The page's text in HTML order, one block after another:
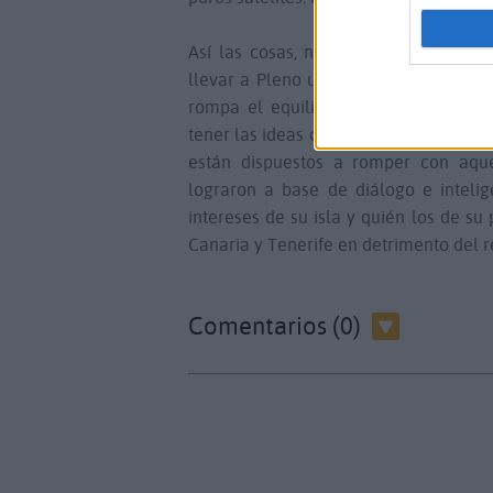
Así las cosas, no podemos hacer
llevar a Pleno una iniciativa
rompa el equilibrio político actual
tener las ideas claras en este sentido.
están dispuestos a romper con
lograron a base de diálogo e
intereses de su isla y quién los de
Canaria y Tenerife en detrimento del
Comentarios (0)